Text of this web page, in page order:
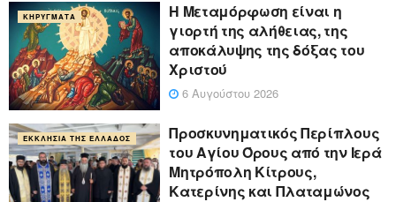
ΚΗΡΎΓΜΑΤΑ
Η Μεταμόρφωση είναι η
γιορτή της αλήθειας, της
αποκάλυψης της δόξας του
Χριστού
6 Αυγούστου 2026
ΕΚΚΛΗΣΊΑ ΤΗΣ ΕΛΛΆΔΟΣ
Προσκυνηματικός Περίπλους
του Αγίου Όρους από την Ιερά
Μητρόπολη Κίτρους,
Κατερίνης και Πλαταμώνος